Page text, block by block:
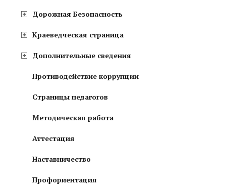
Дорожная Безопасность
Краеведческая страница
Дополнительные сведения
Противодействие коррупции
Страницы педагогов
Методическая работа
Аттестация
Наставничество
Профориентация